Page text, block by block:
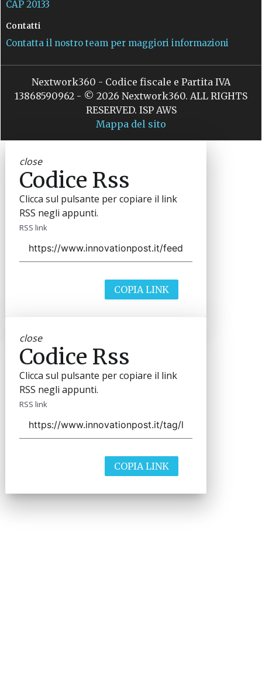
CAP 20133
Contatti
Contatta il nostro team per maggiori informazioni
Nextwork360 - Codice fiscale e Partita IVA
13868590962 - © 2026 Nextwork360. ALL RIGHTS
RESERVED. ISP AWS
Mappa del sito
close
Codice Rss
Clicca sul pulsante per copiare il link
RSS negli appunti.
RSS link
COPIA LINK
close
Codice Rss
Clicca sul pulsante per copiare il link
RSS negli appunti.
RSS link
COPIA LINK